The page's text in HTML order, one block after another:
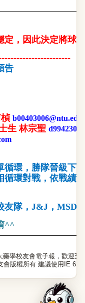
定，因此決定將球
告
生林宗聖
環，勝隊晉級下
環對戰，依戰績
友隊，J&J，MSD
^^
學校友會電子報，歡迎至
會版權所有 建議使用IE 6.0